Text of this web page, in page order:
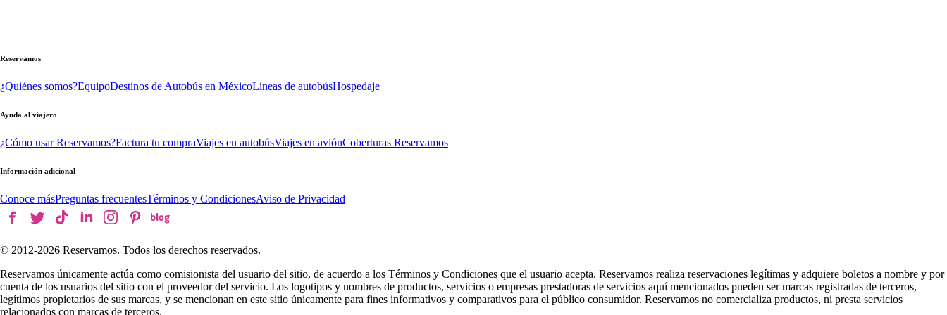
Reservamos
¿Quiénes somos?EquipoDestinos de Autobús en MéxicoLíneas de autobúsHospedaje
Ayuda al viajero
¿Cómo usar Reservamos?Factura tu compraViajes en autobúsViajes en aviónCoberturas Reservamos
Información adicional
Conoce másPreguntas frecuentesTérminos y CondicionesAviso de Privacidad
© 2012-2026 Reservamos. Todos los derechos reservados.
Reservamos únicamente actúa como comisionista del usuario del sitio, de acuerdo a los Términos y Condiciones que el usuario acepta. Reservamos realiza reservaciones legítimas y adquiere boletos a nombre y por
cuenta de los usuarios del sitio con el proveedor del servicio. Los logotipos y nombres de productos, servicios o empresas prestadoras de servicios aquí mencionados pueden ser marcas registradas de terceros,
legítimos propietarios de sus marcas, y se mencionan en este sitio únicamente para fines informativos y comparativos para el público consumidor. Reservamos no comercializa productos, ni presta servicios
relacionados con marcas de terceros.